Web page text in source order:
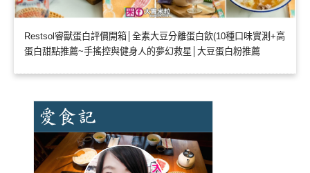
Restsol睿獸蛋白評價開箱│全素大豆分離蛋白飲(10種口味實測+高
蛋白甜點推薦~手搖控與健身人的夢幻救星│大豆蛋白粉推薦